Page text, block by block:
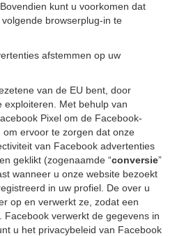
kunt u voorkomen dat
browserplug-in te
afstemmen op uw
van de EU bent, door
exploiteren. Met behulp van
Pixel om de Facebook-
ervoor te zorgen dat onze
van Facebook advertenties
geklikt (zogenaamde “conversie”
wanneer u onze website bezoekt
in uw profiel. De over u
op en verwerkt ze, zodat een
verwerkt de gegevens in
u het privacybeleid van Facebook